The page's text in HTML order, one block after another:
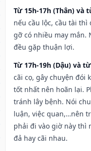
Từ 15h-17h (Thân) và
nếu cầu lộc, cầu tài
gỡ có nhiều may mắn.
đều gặp thuận lợi.
Từ 17h-19h (Dậu) và
cãi cọ, gây chuyện đói
tốt nhất nên hoãn lại.
tránh lây bệnh. Nói
luận, việc quan,…nên
phải đi vào giờ này thì
đả hay cãi nhau.